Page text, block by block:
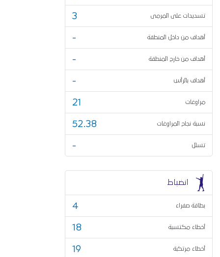
تسديدات على المرمى 3
أهداف من داخل المنطقة -
أهداف من خارج المنطقة -
أهداف بالرأس -
مراوغات 21
نسبة نجاح المراوغات 52.38
تسلل -
انضباط
بطاقة صفراء 4
أخطاء مكتسبة 18
أخطاء مرتكبة 19